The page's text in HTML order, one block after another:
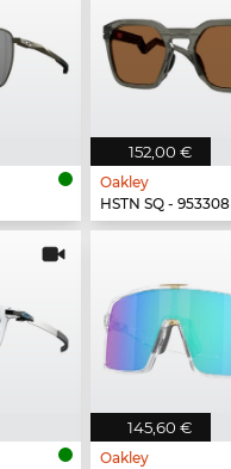
152,00 €
Oakley
HSTN SQ - 953308
145,60 €
Oakley